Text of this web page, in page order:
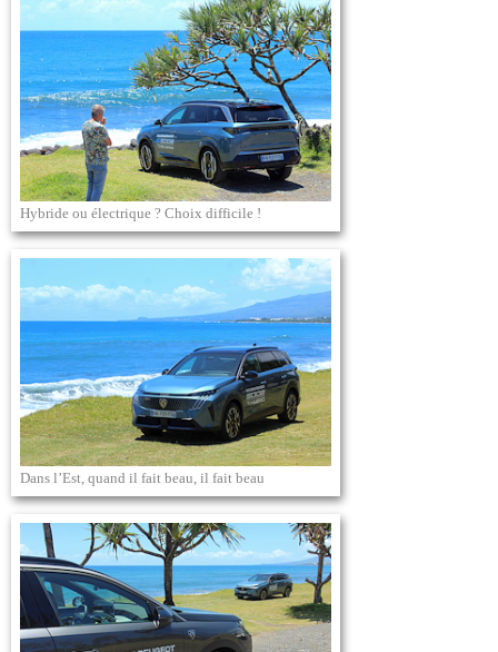
Hybride ou électrique ? Choix difficile !
Dans l’Est, quand il fait beau, il fait beau